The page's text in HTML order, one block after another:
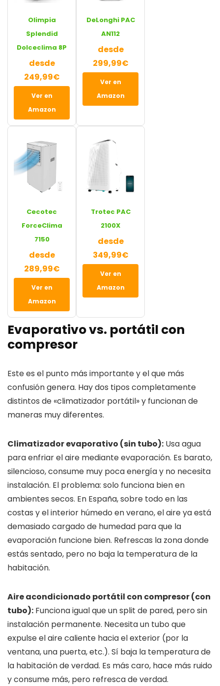
Olimpia
Splendid
Dolceclima 8P
desde
249,99€
Ver en
Amazon
DeLonghi PAC
AN112
desde
299,99€
Ver en
Amazon
Cecotec
ForceClima
7150
desde
289,99€
Ver en
Amazon
Trotec PAC
2100X
desde
349,99€
Ver en
Amazon
Evaporativo vs. portátil con
compresor
Este es el punto más importante y el que más
confusión genera. Hay dos tipos completamente
distintos de «climatizador portátil» y funcionan de
maneras muy diferentes.
Climatizador evaporativo (sin tubo): Usa agua
para enfriar el aire mediante evaporación. Es barato,
silencioso, consume muy poca energía y no necesita
instalación. El problema: solo funciona bien en
ambientes secos. En España, sobre todo en las
costas y el interior húmedo en verano, el aire ya está
demasiado cargado de humedad para que la
evaporación funcione bien. Refrescas la zona donde
estás sentado, pero no baja la temperatura de la
habitación.
Aire acondicionado portátil con compresor (con
tubo): Funciona igual que un split de pared, pero sin
instalación permanente. Necesita un tubo que
expulse el aire caliente hacia el exterior (por la
ventana, una puerta, etc.). Sí baja la temperatura de
la habitación de verdad. Es más caro, hace más ruido
y consume más, pero refresca de verdad.